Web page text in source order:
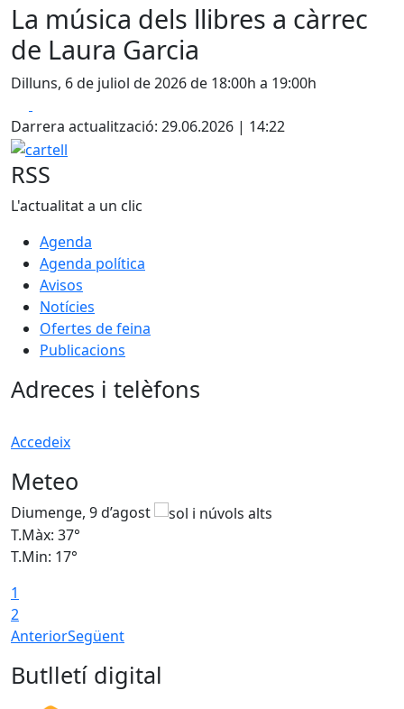
La música dels llibres a càrrec
de Laura Garcia
Dilluns, 6 de juliol de 2026 de 18:00h a 19:00h
Darrera actualització: 29.06.2026 | 14:22
cartell
RSS
L'actualitat a un clic
Agenda
Agenda política
Avisos
Notícies
Ofertes de feina
Publicacions
Adreces i telèfons
Accedeix
Meteo
Diumenge, 9 d’agost
T.Màx: 37°
T.Min: 17°
1
2
AnteriorSegüent
Butlletí digital